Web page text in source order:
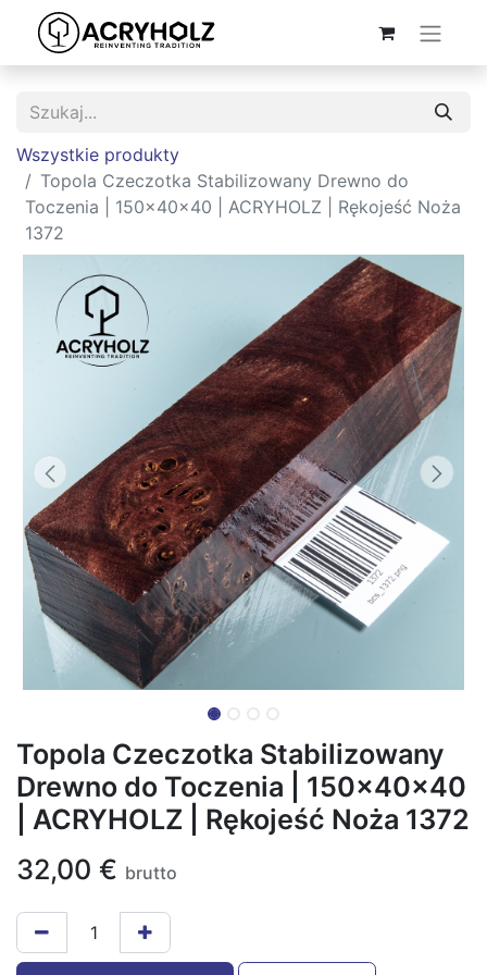
Wszystkie produkty
Topola Czeczotka Stabilizowany Drewno do
Toczenia | 150x40x40 | ACRYHOLZ | Rękojeść Noża
1372
Topola Czeczotka Stabilizowany
Drewno do Toczenia | 150x40x40
| ACRYHOLZ | Rękojeść Noża 1372
32,00 € brutto